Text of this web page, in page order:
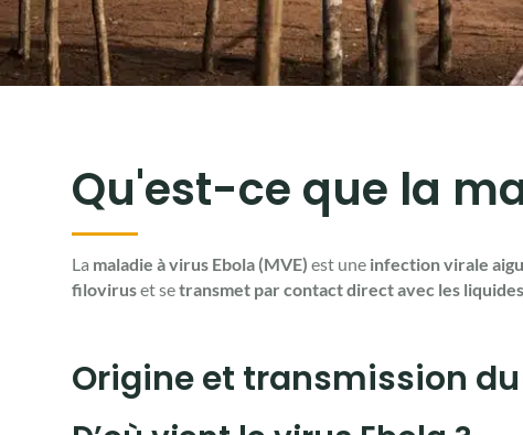
Qu'est-ce que la
La maladie à virus Ebola (MVE) est une infection virale
filoviruset setransmet par contact direct avec les
Origine et transmission